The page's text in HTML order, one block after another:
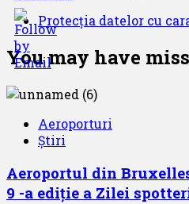
Protecția datelor cu
You may have
Aeroporturi
Știri
Aeroportul din
9 -a ediție a Zilei